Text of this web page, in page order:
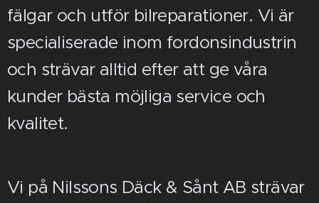
fälgar och utför bilreparationer. Vi är
specialiserade inom fordonsindustrin
och strävar alltid efter att ge våra
kunder bästa möjliga service och
kvalitet.
Vi på Nilssons Däck & Sånt AB strävar